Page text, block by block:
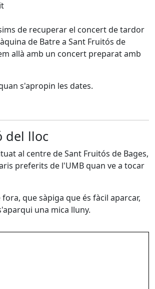
de recuperar el concert de tardor
de Batre a Sant Fruitós de
allà amb un concert preparat amb
s'apropin les dates.
del lloc
al centre de Sant Fruitós de Bages,
preferits de l'UMB quan ve a tocar
que sàpiga que és fàcil aparcar,
una mica lluny.